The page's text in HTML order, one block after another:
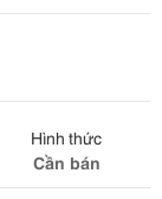
Hình thức
Cần bán